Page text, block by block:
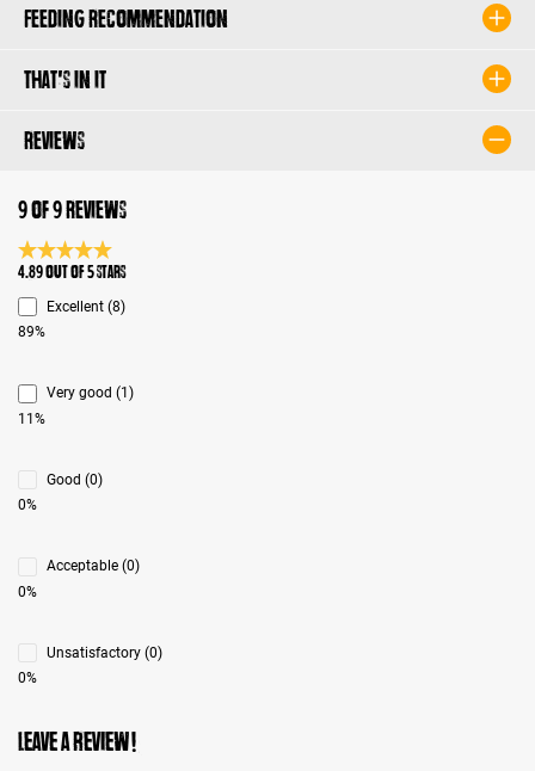
Feeding recommendation
That's in it
Reviews
9 of 9 reviews
Average rating 4.8 of 5 Stars
4.89 out of 5 stars
Excellent (8)
89%
Very good (1)
11%
Good (0)
0%
Acceptable (0)
0%
Unsatisfactory (0)
0%
Leave a review!